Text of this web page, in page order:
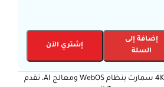
إضافة إلى
السلة
إشتري الآن
شاشة LG 75 بوصة 4K UHD سمارت بنظام WebOS ومعالج AI، تقدم